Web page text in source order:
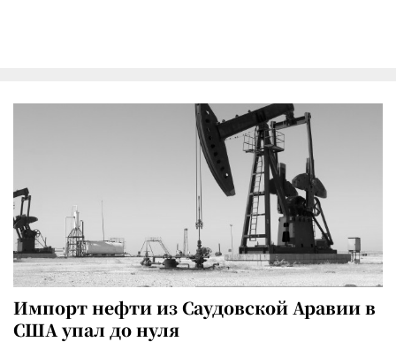
Импорт нефти из Саудовской Аравии в
США упал до нуля